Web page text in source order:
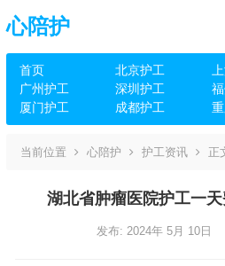
心陪护
首页 北京护工
广州护工
深圳护工
厦门护工
成都护工
当前位置 心陪护 护工资讯 正
湖北省肿瘤医院护工一
发布: 2024年 5月 10日